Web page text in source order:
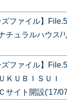
ズファイル】
チュラルハウス/
ズファイル】
ＫＵＢＩＳＵＩ
サイト開設('17/